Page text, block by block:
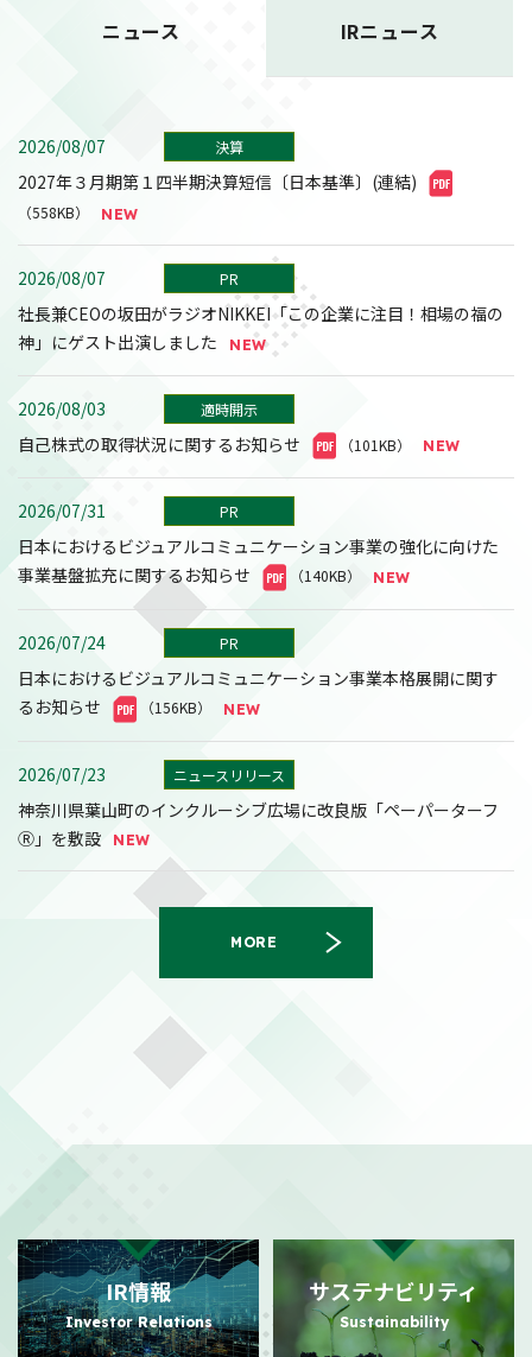
ニュース IRニュース
2026/08/07 決算
2027年３月期第１四半期決算短信〔日本基準〕(連結)
（558KB）
2026/08/07 PR
社長兼CEOの坂田がラジオNIKKEI「この企業に注目！相場の福の
神」にゲスト出演しました
2026/08/03 適時開示
自己株式の取得状況に関するお知らせ （101KB）
2026/07/31 PR
日本におけるビジュアルコミュニケーション事業の強化に向けた
事業基盤拡充に関するお知らせ
（140KB）
2026/07/24 PR
日本におけるビジュアルコミュニケーション事業本格展開に関す
るお知らせ
（156KB）
2026/07/23 ニュースリリース
神奈川県葉山町のインクルーシブ広場に改良版「ペーパーターフ
Ⓡ」を敷設
MORE
2027年３月期第１四半期決算短信〔日本基準〕(連結)
（558KB）
2026/08/03
自己株式の取得状況に関するお知らせ （101KB）
2026/07/31 PR
日本におけるビジュアルコミュニケーション事業の強化に向けた
IR情報
Investor Relations
サステナビリティ
Sustainability